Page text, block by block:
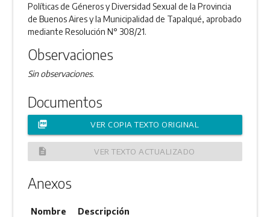
Políticas de Géneros y Diversidad Sexual de la Provincia
de Buenos Aires y la Municipalidad de Tapalqué, aprobado
mediante Resolución N° 308/21.
Observaciones
Sin observaciones.
Documentos
picture_as_pdf VER COPIA TEXTO ORIGINAL
description VER TEXTO ACTUALIZADO
Anexos
Nombre Descripción